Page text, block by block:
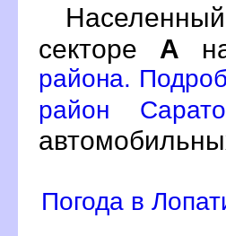
секторе А
района.
район
Погода в